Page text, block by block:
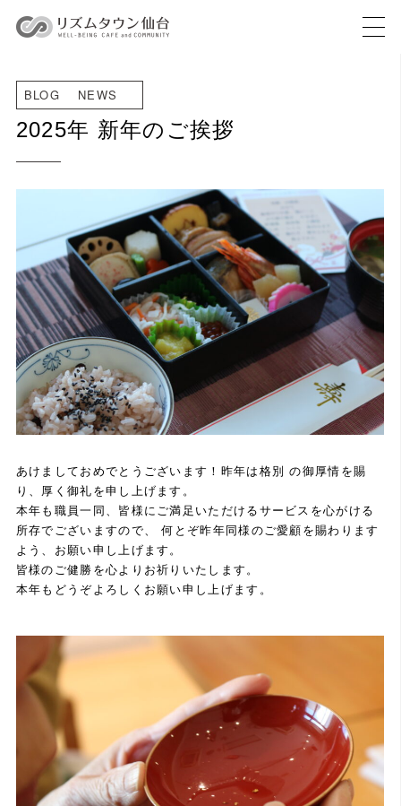
BLOG NEWS
2025年 新年のご挨拶
あけましておめでとうございます！昨年は格別 の御厚情を賜
り、厚く御礼を申し上げます。
本年も職員一同、皆様にご満足いただけるサービスを心がける
所存でございますので、 何とぞ昨年同様のご愛顧を賜わります
よう、お願い申し上げます。
皆様のご健勝を心よりお祈りいたします。
本年もどうぞよろしくお願い申し上げます。